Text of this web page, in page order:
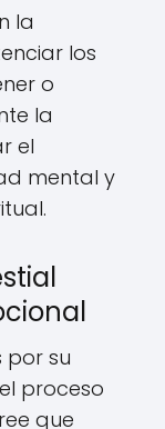
la
los
o
la
el
mental y
por su
proceso
que